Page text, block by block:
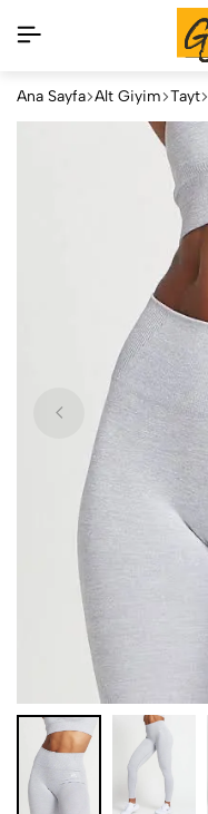
Ana Sayfa Alt Giyim Tayt